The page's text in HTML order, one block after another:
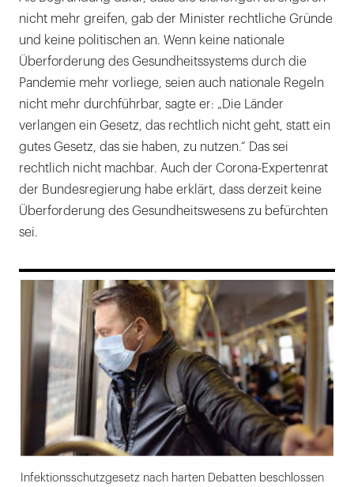
nicht mehr greifen, gab der Minister rechtliche Gründe
und keine politischen an. Wenn keine nationale
Überforderung des Gesundheitssystems durch die
Pandemie mehr vorliege, seien auch nationale Regeln
nicht mehr durchführbar, sagte er: „Die Länder
verlangen ein Gesetz, das rechtlich nicht geht, statt ein
gutes Gesetz, das sie haben, zu nutzen.“ Das sei
rechtlich nicht machbar. Auch der Corona-Expertenrat
der Bundesregierung habe erklärt, dass derzeit keine
Überforderung des Gesundheitswesens zu befürchten
sei.
Infektionsschutzgesetz nach harten Debatten beschlossen